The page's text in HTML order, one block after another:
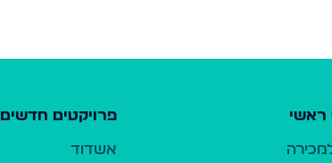
ראשי פרויקטים חדשים
אשדוד